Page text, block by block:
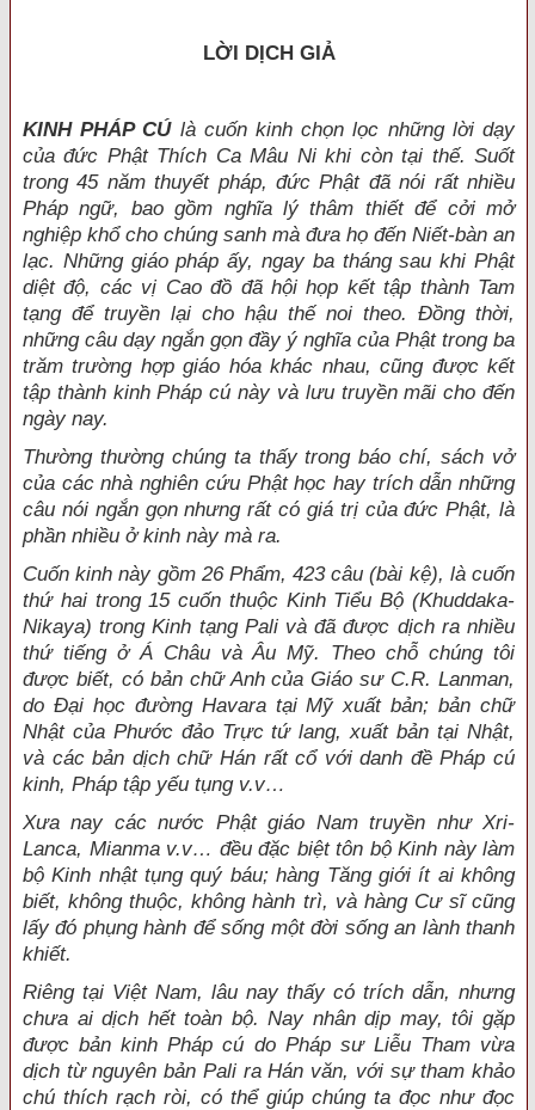
LỜI DỊCH GIẢ
KINH PHÁP CÚlà cuốn kinh chọn lọc những lời dạy
của đức Phật Thích Ca Mâu Ni khi còn tại thế. Suốt
trong 45 năm thuyết pháp, đức Phật đã nói rất nhiều
Pháp ngữ, bao gồm nghĩa lý thâm thiết để cởi mở
nghiệp khổ cho chúng sanh mà đưa họ đến Niết-bàn an
lạc. Những giáo pháp ấy, ngay ba tháng sau khi Phật
diệt độ, các vị Cao đồ đã hội họp kết tập thành Tam
tạng để truyền lại cho hậu thế noi theo. Đồng thời,
những câu dạy ngắn gọn đầy ý nghĩa của Phật trong ba
trăm trường hợp giáo hóa khác nhau, cũng được kết
tập thành kinh Pháp cú này và lưu truyền mãi cho đến
ngày nay.
Thường thường chúng ta thấy trong báo chí, sách vở
của các nhà nghiên cứu Phật học hay trích dẫn những
câu nói ngắn gọn nhưng rất có giá trị của đức Phật, là
phần nhiều ở kinh này mà ra.
Cuốn kinh này gồm 26 Phẩm, 423 câu (bài kệ), là cuốn
thứ hai trong 15 cuốn thuộc Kinh Tiểu Bộ (Khuddaka-
Nikaya) trong Kinh tạng Pali và đã được dịch ra nhiều
thứ tiếng ở Á Châu và Âu Mỹ. Theo chỗ chúng tôi
được biết, có bản chữ Anh của Giáo sư C.R. Lanman,
do Đại học đường Havara tại Mỹ xuất bản; bản chữ
Nhật của Phước đảo Trực tứ lang, xuất bản tại Nhật,
và các bản dịch chữ Hán rất cổ với danh đề Pháp cú
kinh, Pháp tập yếu tụng v.v…
Xưa nay các nước Phật giáo Nam truyền như Xri-
Lanca, Mianma v.v… đều đặc biệt tôn bộ Kinh này làm
bộ Kinh nhật tụng quý báu; hàng Tăng giới ít ai không
biết, không thuộc, không hành trì, và hàng Cư sĩ cũng
lấy đó phụng hành để sống một đời sống an lành thanh
khiết.
Riêng tại Việt Nam, lâu nay thấy có trích dẫn, nhưng
chưa ai dịch hết toàn bộ. Nay nhân dịp may, tôi gặp
được bản kinh Pháp cú do Pháp sư Liễu Tham vừa
dịch từ nguyên bản Pali ra Hán văn, với sự tham khảo
chú thích rạch ròi, có thể giúp chúng ta đọc như đọc